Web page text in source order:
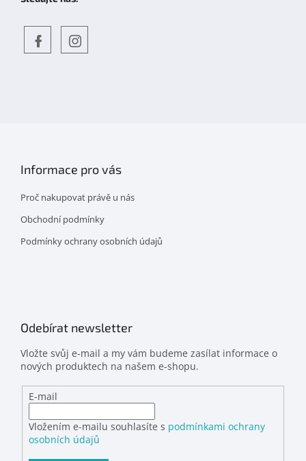
Informace pro vás
Proč nakupovat právě u nás
Obchodní podmínky
Podmínky ochrany osobních údajů
Odebírat newsletter
Vložte svůj e-mail a my vám budeme zasílat informace o
nových produktech na našem e-shopu.
E-mail
Vložením e-mailu souhlasíte s podmínkami ochrany
osobních údajů